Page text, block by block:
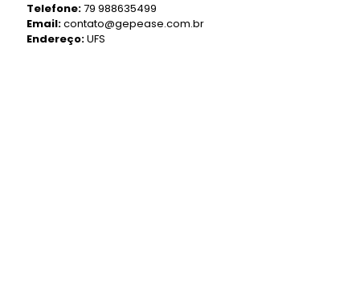
Telefone:79 988635499
Email:contato@gepease.com.br
Endereço:UFS